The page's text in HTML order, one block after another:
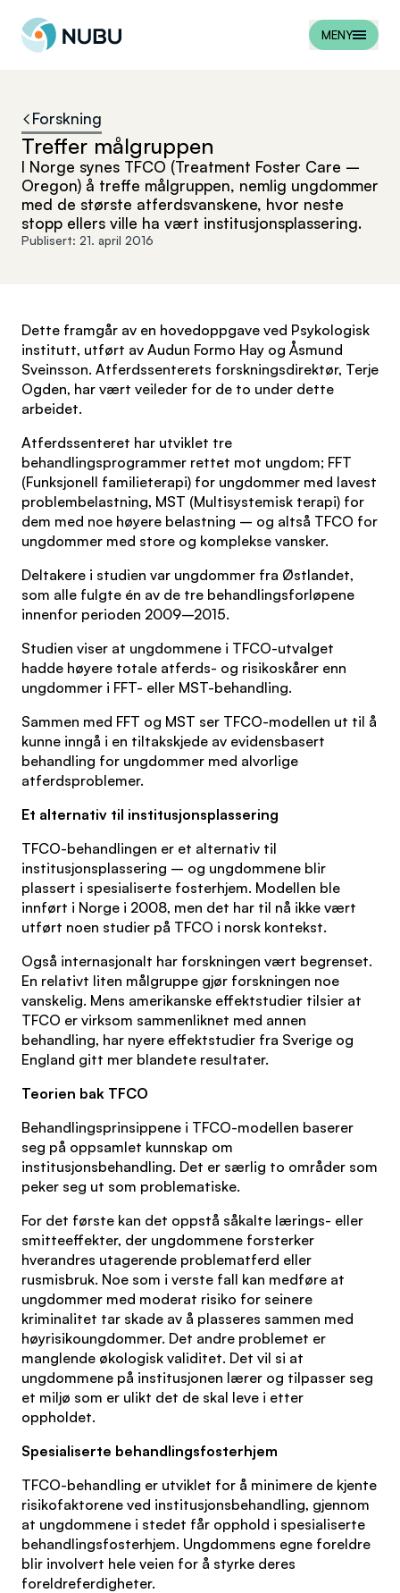
Til forsiden
MENY
Forskning
Treffer målgruppen
I Norge synes TFCO (Treatment Foster Care –
Oregon) å treffe målgruppen, nemlig ungdommer
med de største atferdsvanskene, hvor neste
stopp ellers ville ha vært institusjonsplassering.
Publisert: 21. april 2016
Dette framgår av en hovedoppgave ved Psykologisk
institutt, utført av Audun Formo Hay og Åsmund
Sveinsson. Atferdssenterets forskningsdirektør, Terje
Ogden, har vært veileder for de to under dette
arbeidet.
Atferdssenteret har utviklet tre
behandlingsprogrammer rettet mot ungdom; FFT
(Funksjonell familieterapi) for ungdommer med lavest
problembelastning, MST (Multisystemisk terapi) for
dem med noe høyere belastning – og altså TFCO for
ungdommer med store og komplekse vansker.
Deltakere i studien var ungdommer fra Østlandet,
som alle fulgte én av de tre behandlingsforløpene
innenfor perioden 2009–2015.
Studien viser at ungdommene i TFCO-utvalget
hadde høyere totale atferds- og risikoskårer enn
ungdommer i FFT- eller MST-behandling.
Sammen med FFT og MST ser TFCO-modellen ut til å
kunne inngå i en tiltakskjede av evidensbasert
behandling for ungdommer med alvorlige
atferdsproblemer.
Et alternativ til institusjonsplassering
TFCO-behandlingen er et alternativ til
institusjonsplassering – og ungdommene blir
plassert i spesialiserte fosterhjem. Modellen ble
innført i Norge i 2008, men det har til nå ikke vært
utført noen studier på TFCO i norsk kontekst.
Også internasjonalt har forskningen vært begrenset.
En relativt liten målgruppe gjør forskningen noe
vanskelig. Mens amerikanske effektstudier tilsier at
TFCO er virksom sammenliknet med annen
behandling, har nyere effektstudier fra Sverige og
England gitt mer blandete resultater.
Teorien bak TFCO
Behandlingsprinsippene i TFCO-modellen baserer
seg på oppsamlet kunnskap om
institusjonsbehandling. Det er særlig to områder som
peker seg ut som problematiske.
For det første kan det oppstå såkalte lærings- eller
smitteeffekter, der ungdommene forsterker
hverandres utagerende problematferd eller
rusmisbruk. Noe som i verste fall kan medføre at
ungdommer med moderat risiko for seinere
kriminalitet tar skade av å plasseres sammen med
høyrisikoungdommer. Det andre problemet er
manglende økologisk validitet. Det vil si at
ungdommene på institusjonen lærer og tilpasser seg
et miljø som er ulikt det de skal leve i etter
oppholdet.
Spesialiserte behandlingsfosterhjem
TFCO-behandling er utviklet for å minimere de kjente
risikofaktorene ved institusjonsbehandling, gjennom
at ungdommene i stedet får opphold i spesialiserte
behandlingsfosterhjem. Ungdommens egne foreldre
blir involvert hele veien for å styrke deres
foreldreferdigheter.